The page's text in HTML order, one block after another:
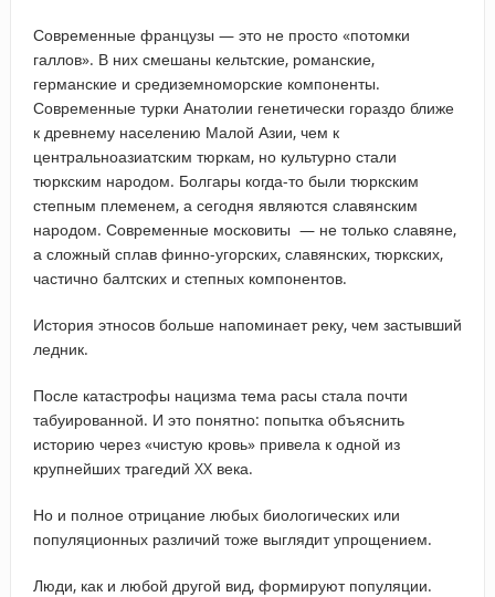
Современные французы — это не просто «потомки
галлов». В них смешаны кельтские, романские,
германские и средиземноморские компоненты.
Современные турки Анатолии генетически гораздо ближе
к древнему населению Малой Азии, чем к
центральноазиатским тюркам, но культурно стали
тюркским народом. Болгары когда-то были тюркским
степным племенем, а сегодня являются славянским
народом. Современные московиты — не только славяне,
а сложный сплав финно-угорских, славянских, тюркских,
частично балтских и степных компонентов.
История этносов больше напоминает реку, чем застывший
ледник.
После катастрофы нацизма тема расы стала почти
табуированной. И это понятно: попытка объяснить
историю через «чистую кровь» привела к одной из
крупнейших трагедий XX века.
Но и полное отрицание любых биологических или
популяционных различий тоже выглядит упрощением.
Люди, как и любой другой вид, формируют популяции.